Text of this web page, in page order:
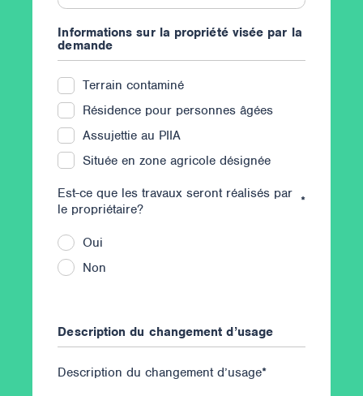
Informations sur la propriété visée par la
demande
Terrain contaminé
Résidence pour personnes âgées
Assujettie au PIIA
Située en zone agricole désignée
Est-ce que les travaux seront réalisés par
le propriétaire?
*
Oui
Non
Description du changement d’usage
Description du changement d’usage*